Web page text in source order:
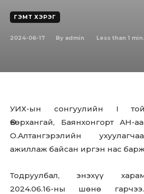
ГЭМТ ХЭРЭГ
2024-06-17 By admin Less than 1
УИХ-ын сонгуулийн I
Өвөрхангай, Баянхонгорт АН-
О.Алтангэрэлийн
ажиллаж байсан иргэн нас
Тодруулбал, энэхүү
2024.06.16-ны шөнө